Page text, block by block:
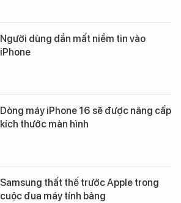
Người dùng dần mất niềm tin vào
iPhone
Dòng máy iPhone 16 sẽ được nâng cấp
kích thước màn hình
Samsung thất thế trước Apple trong
cuộc đua máy tính bảng